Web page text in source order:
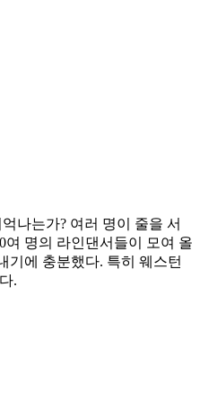
나는가? 여러 명이 줄을 서
명의 라인댄서들이 모여 올
기에 충분했다. 특히 웨스턴
.